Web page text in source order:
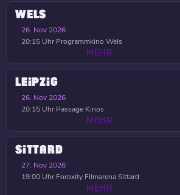
WELS
26. Nov 2026
20:15 Uhr Programmkino Wels
MEHR
LEIPZIG
26. Nov 2026
20:15 Uhr Passage Kinos
MEHR
SITTARD
27. Nov 2026
19:00 Uhr Foroxity Filmarena Sittard
MEHR